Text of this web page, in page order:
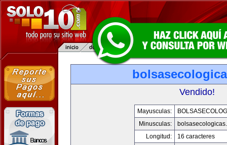
Vendido!
Mayusculas:
Minusculas:
Longitud:
16 caracteres